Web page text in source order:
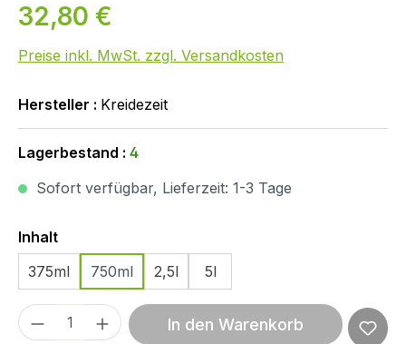
32,80 €
Preise inkl. MwSt. zzgl. Versandkosten
Hersteller : Kreidezeit
Lagerbestand : 4
Sofort verfügbar, Lieferzeit: 1-3 Tage
InhaltAuswählen
375ml
750ml 2,5l 5l
Produkt Anzahl: Gib den gewünschten
In den Warenkorb